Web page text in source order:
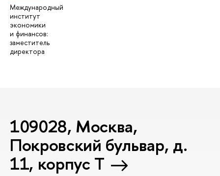
Международный
институт
экономики
и финансов:
заместитель
директора
109028, Москва,
Покровский бульвар, д.
11, корпус T